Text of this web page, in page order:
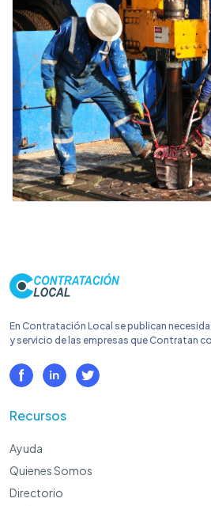
En Contratación Local se publican
y servicio de las empresas que Contratan
Recursos
Ayuda
Quienes Somos
Directorio